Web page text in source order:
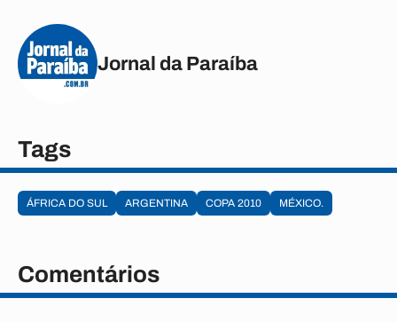
Jornal da Paraíba
Tags
ÁFRICA DO SUL ARGENTINA COPA 2010 MÉXICO.
Comentários